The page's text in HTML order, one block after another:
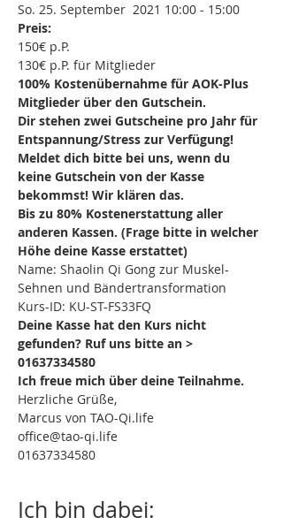
So. 25. September  2021 10:00 - 15:00
Preis:
150€ p.P.
130€ p.P. für Mitglieder
100% Kostenübernahme für AOK-Plus
Mitglieder über den Gutschein.
Dir stehen zwei Gutscheine pro Jahr für
Entspannung/Stress zur Verfügung!
Meldet dich bitte bei uns, wenn du
keine Gutschein von der Kasse
bekommst! Wir klären das.
Bis zu 80% Kostenerstattung aller
anderen Kassen. (Frage bitte in welcher
Höhe deine Kasse erstattet)
Name: Shaolin Qi Gong zur Muskel-
Sehnen und Bändertransformation
Kurs-ID: KU-ST-FS33FQ
Deine Kasse hat den Kurs nicht
gefunden? Ruf uns bitte an >
01637334580
Ich freue mich über deine Teilnahme.
Herzliche Grüße,
Marcus von TAO-Qi.life
office@tao-qi.life
01637334580
Ich bin dabei: